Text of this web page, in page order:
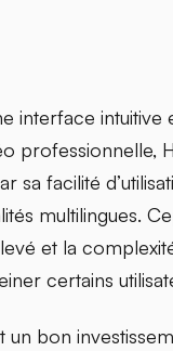
interface intuitive
professionnelle,
safacilité
multilingues.
et la
certains
un bon